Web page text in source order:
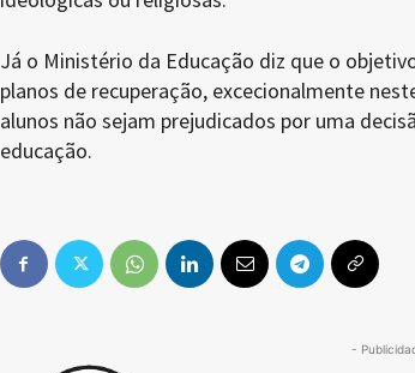
Já o Ministério da Educação diz que o
planos de recuperação, excecionalmente
alunos não sejam prejudicados por uma
educação.
-